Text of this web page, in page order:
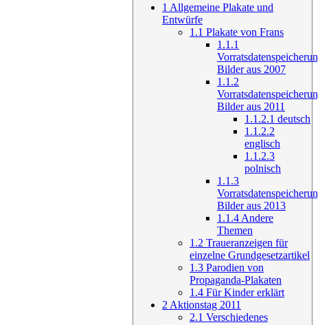
1 Allgemeine Plakate und
Entwürfe
1.1 Plakate von Frans
1.1.1
Bilder aus 2007
1.1.2
Bilder aus 2011
1.1.2.1 deutsch
1.1.2.2
englisch
1.1.2.3
polnisch
1.1.3
Bilder aus 2013
1.1.4 Andere
Themen
1.2 Traueranzeigen für
einzelne Grundgesetzartikel
1.3 Parodien von
Propaganda-Plakaten
1.4 Für Kinder erklärt
2 Aktionstag 2011
2.1 Verschiedenes